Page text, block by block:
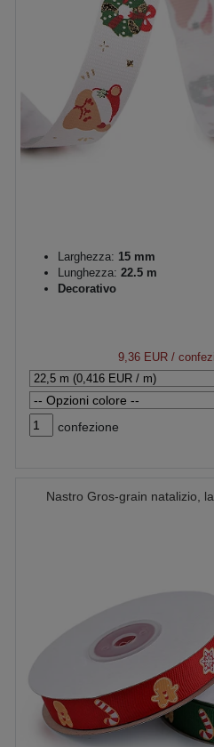
Larghezza: 15 mm
Lunghezza: 22.5 m
Decorativo
9,36 EUR/
confezione
Nastro Gros-grain natalizio,